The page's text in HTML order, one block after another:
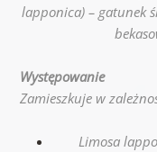
lapponica) – gatunek
Występowanie
Zamieszkuje w
Limosa